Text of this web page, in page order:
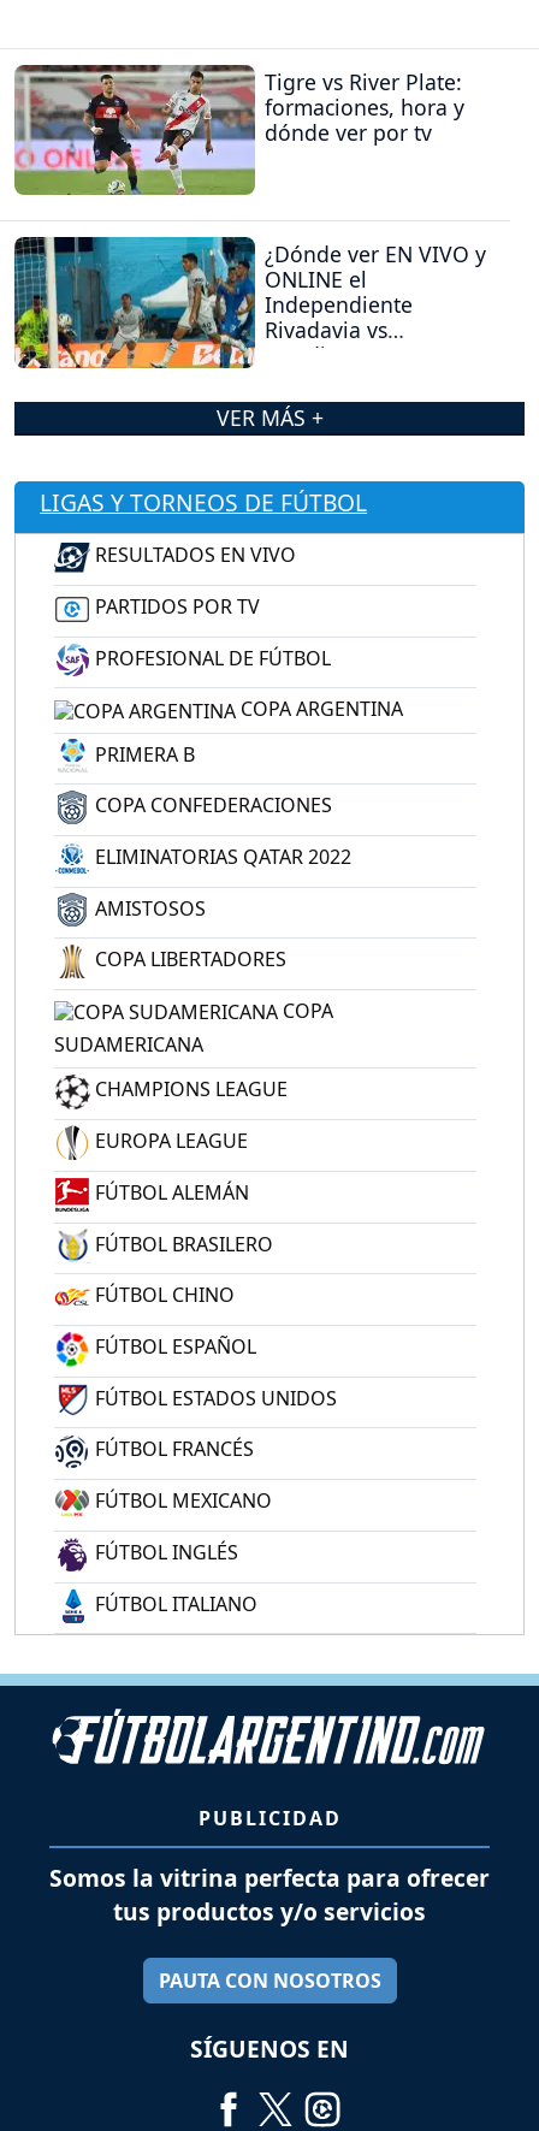
Tigre vs River Plate:
formaciones, hora y
dónde ver por tv
¿Dónde ver EN VIVO y
ONLINE el
Independiente
Rivadavia vs
Estudiantes (RC)?
VER MÁS +
LIGAS Y TORNEOS DE FÚTBOL
RESULTADOS EN VIVO
PARTIDOS POR TV
PROFESIONAL DE FÚTBOL
COPA ARGENTINA
PRIMERA B
COPA CONFEDERACIONES
ELIMINATORIAS QATAR 2022
AMISTOSOS
COPA LIBERTADORES
COPA
SUDAMERICANA
CHAMPIONS LEAGUE
EUROPA LEAGUE
FÚTBOL ALEMÁN
FÚTBOL BRASILERO
FÚTBOL CHINO
FÚTBOL ESPAÑOL
FÚTBOL ESTADOS UNIDOS
FÚTBOL FRANCÉS
FÚTBOL MEXICANO
FÚTBOL INGLÉS
FÚTBOL ITALIANO
PUBLICIDAD
Somos la vitrina perfecta para ofrecer
tus productos y/o servicios
PAUTA CON NOSOTROS
SÍGUENOS EN